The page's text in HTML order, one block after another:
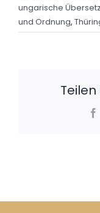
ungarische
und Ordnung,